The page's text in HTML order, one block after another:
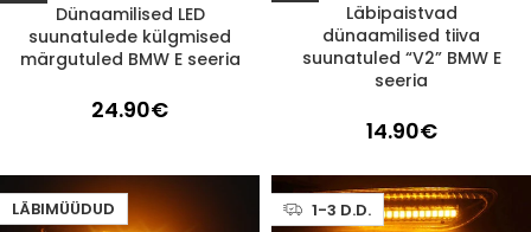
Dünaamilised LED
suunatulede külgmised
märgutuled BMW E seeria
24.90€
Läbipaistvad
dünaamilised tiiva
suunatuled “V2” BMW E
seeria
14.90€
LÄBIMÜÜDUD 1-3 D.D.